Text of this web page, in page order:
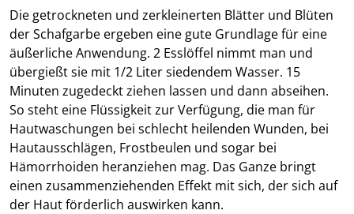
Die getrockneten und zerkleinerten Blätter und Blüten
der Schafgarbe ergeben eine gute Grundlage für eine
äußerliche Anwendung. 2 Esslöffel nimmt man und
übergießt sie mit 1/2 Liter siedendem Wasser. 15
Minuten zugedeckt ziehen lassen und dann abseihen.
So steht eine Flüssigkeit zur Verfügung, die man für
Hautwaschungen bei schlecht heilenden Wunden, bei
Hautausschlägen, Frostbeulen und sogar bei
Hämorrhoiden heranziehen mag. Das Ganze bringt
einen zusammenziehenden Effekt mit sich, der sich auf
der Haut förderlich auswirken kann.